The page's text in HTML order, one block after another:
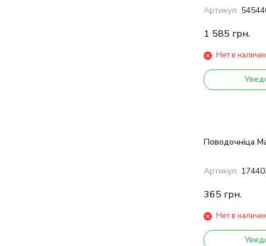
Артикул:
1 585 грн.
Нет в наличии
Поводочніца
Артикул:
365 грн.
Нет в наличии